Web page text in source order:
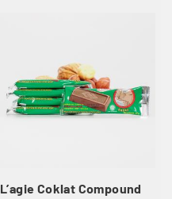
L’agie Coklat Compound